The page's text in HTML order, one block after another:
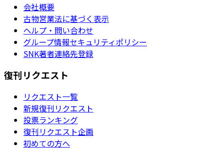
会社概要
古物営業法に基づく表示
ヘルプ・問い合わせ
グループ情報セキュリティポリシー
SNK著者連絡先登録
復刊リクエスト
リクエスト一覧
新規復刊リクエスト
投票ランキング
復刊リクエスト企画
初めての方へ